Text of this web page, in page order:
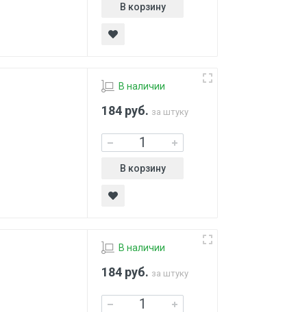
В корзину
В наличии
184 руб. за штуку
В корзину
В наличии
184 руб. за штуку